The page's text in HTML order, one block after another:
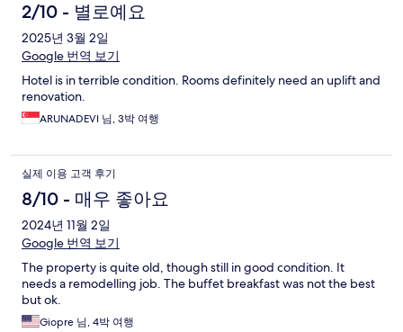
2/10 - 별로예요
2025년 3월 2일
Google 번역 보기
Hotel is in terrible condition. Rooms definitely need an uplift and
renovation.
ARUNADEVI 님, 3박 여행
실제 이용 고객 후기
8/10 - 매우 좋아요
2024년 11월 2일
Google 번역 보기
The property is quite old, though still in good condition. It
needs a remodelling job. The buffet breakfast was not the best
but ok.
Giopre 님, 4박 여행